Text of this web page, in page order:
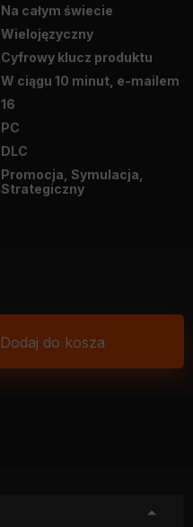
Na całym świecie
Wielojęzyczny
Cyfrowy klucz produktu
W ciągu 10 minut, e-mailem
16
PC
DLC
Promocja, Symulacja,
Strategiczny
Dodaj do kosza